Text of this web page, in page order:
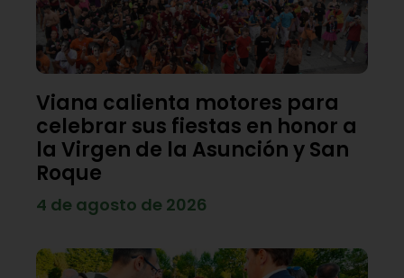
Viana calienta motores para
celebrar sus fiestas en honor a
la Virgen de la Asunción y San
Roque
4 de agosto de 2026